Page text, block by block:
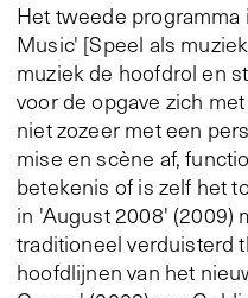
Het tweede programma
Music' [Speel als
muziek de hoofdrol en
voor de opgave zich
niet zozeer met een
mise en scène af,
betekenis of is zelf het
in 'August 2008' (2009)
traditioneel verduisterd
hoofdlijnen van het